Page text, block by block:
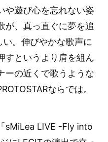
や遊び心を忘れない姿
が、真っ直ぐに夢を追
い。伸びやかな歌声に
すというより肩を組ん
ーの近くで歌うような
ならでは。
sMiLea LIVE -Fly into